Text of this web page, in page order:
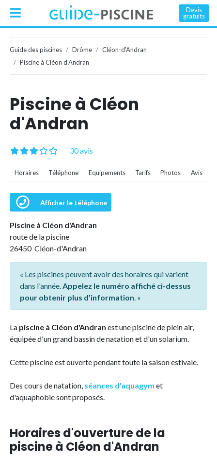
Devis
gratuits
Guide des piscines Drôme
Cléon-d'Andran
Piscine à Cléon d'Andran
Piscine à Cléon
d'Andran
30 avis
Horaires Téléphone Equipements Tarifs Photos Avis
Afficher le téléphone
Piscine à Cléon d'Andran
route de la piscine
26450 Cléon-d'Andran
« Les piscines peuvent avoir des horaires qui varient
dans l'année.Appelez le numéro affiché ci-dessus
pour obtenir plus d’information. »
La piscine à Cléon d'Andran est une piscine de plein air,
équipée d'un grand bassin de natation et d'un solarium.
Cette piscine est ouverte pendant toute la saison estivale.
Des cours de natation, séances d'aquagym et
d'aquaphobie sont proposés.
Horaires d'ouverture de la
piscine à Cléon d'Andran